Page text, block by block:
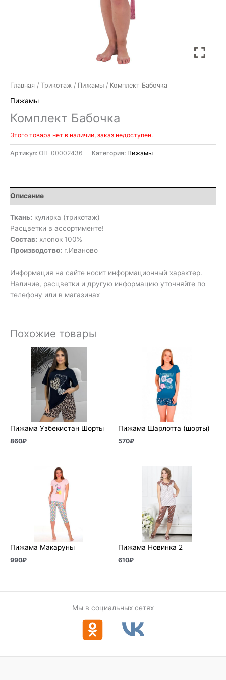
Главная / Трикотаж / Пижамы / Комплект Бабочка
Пижамы
Комплект Бабочка
Этого товара нет в наличии, заказ недоступен.
Артикул: ОП-00002436 Категория: Пижамы
Описание
Ткань: кулирка (трикотаж)
Расцветки в ассортименте!
Состав: хлопок 100%
Производство: г.Иваново
Информация на сайте носит информационный характер.
Наличие, расцветки и другую информацию уточняйте по
телефону или в магазинах
Похожие товары
Пижама Узбекистан Шорты
860₽
Пижама Шарлотта (шорты)
570₽
Пижама Макаруны
990₽
Пижама Новинка 2
610₽
Мы в социальных сетях